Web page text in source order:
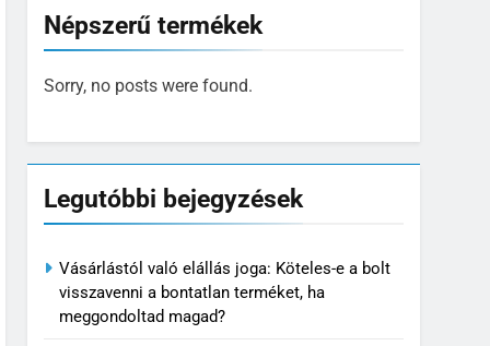
Népszerű termékek
Sorry, no posts were found.
Legutóbbi bejegyzések
Vásárlástól való elállás joga: Köteles-e a bolt
visszavenni a bontatlan terméket, ha
meggondoltad magad?